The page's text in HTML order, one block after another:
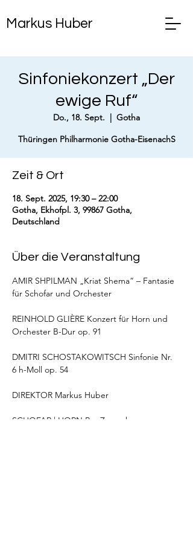
Markus Huber
Sinfoniekonzert „Der
ewige Ruf“
Do., 18. Sept.
  |
Gotha
Thüringen Philharmonie Gotha-EisenachS
Zeit & Ort
18. Sept. 2025, 19:30 – 22:00
Gotha, Ekhofpl. 3, 99867 Gotha,
Deutschland
Über die Veranstaltung
AMIR SHPILMAN „Kriat Shema“ – Fantasie
für Schofar und Orchester
REINHOLD GLIÈRE Konzert für Horn und
Orchester B-Dur op. 91
DMITRI SCHOSTAKOWITSCH Sinfonie Nr.
6 h-Moll op. 54
DIREKTOR Markus Huber
SCHOFAR | HORN Bar Zemach